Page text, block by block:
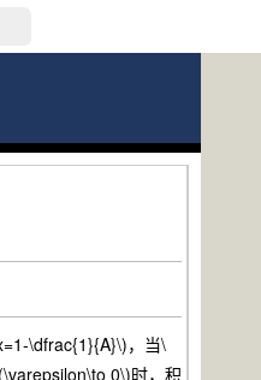
\dfrac{1}{A}\)，当\
0\)时，积